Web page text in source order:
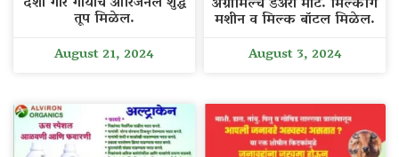
तूप मिळेल.
August 21, 2024
मशीन व मिल्क बॉटल मिळेल.
August 3, 2024